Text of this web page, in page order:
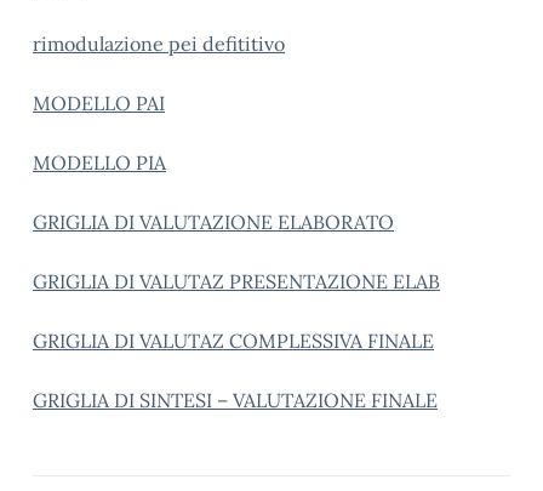
rimodulazione pei defititivo
MODELLO PAI
MODELLO PIA
GRIGLIA DI VALUTAZIONE ELABORATO
GRIGLIA DI VALUTAZ PRESENTAZIONE ELAB
GRIGLIA DI VALUTAZ COMPLESSIVA FINALE
GRIGLIA DI SINTESI – VALUTAZIONE FINALE